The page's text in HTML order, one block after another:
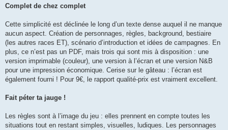
Complet de chez complet
Cette simplicité est déclinée le long d’un texte dense auquel il ne manque
aucun aspect. Création de personnages, règles, background, bestiaire
(les autres races ET), scénario d’introduction et idées de campagnes. En
plus, ce n’est pas un PDF, mais trois qui sont mis à disposition : une
version imprimable (couleur), une version à l’écran et une version N&B
pour une impression économique. Cerise sur le gâteau : l’écran est
également fourni ! Pour 9€, le rapport qualité-prix est vraiment excellent.
Fait péter ta jauge !
Les règles sont à l’image du jeu : elles prennent en compte toutes les
situations tout en restant simples, visuelles, ludiques. Les personnages